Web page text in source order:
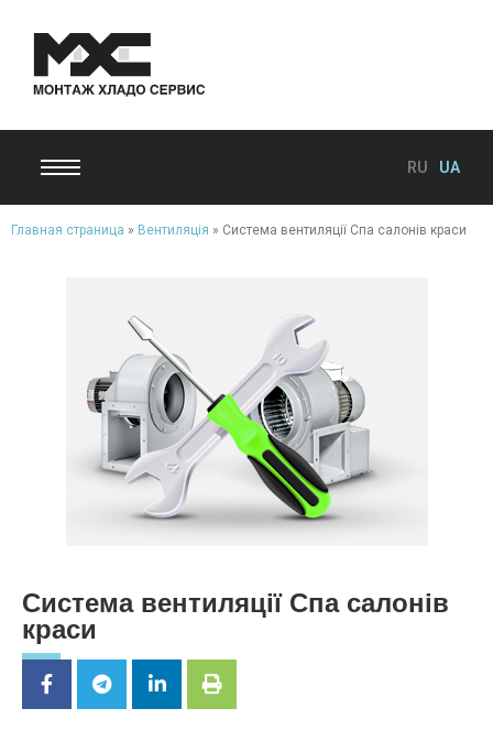
RU UA
Главная страница » Вентиляція » Система вентиляції Спа салонів краси
Система вентиляції Спа салонів
краси